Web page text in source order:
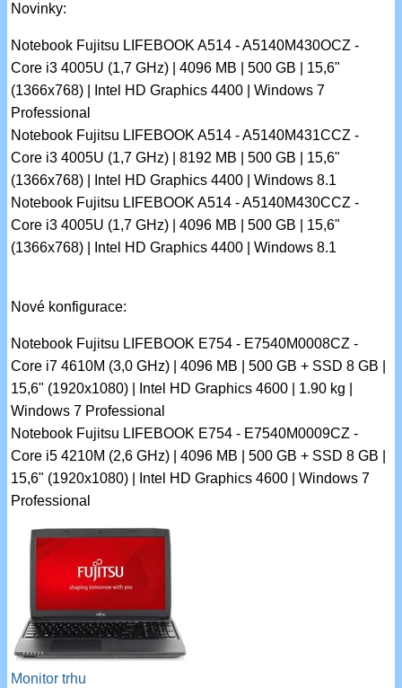
Novinky:
Notebook Fujitsu LIFEBOOK A514 - A5140M430OCZ -
Core i3 4005U (1,7 GHz) | 4096 MB | 500 GB | 15,6"
(1366x768) | Intel HD Graphics 4400 | Windows 7
Professional
Notebook Fujitsu LIFEBOOK A514 - A5140M431CCZ -
Core i3 4005U (1,7 GHz) | 8192 MB | 500 GB | 15,6"
(1366x768) | Intel HD Graphics 4400 | Windows 8.1
Notebook Fujitsu LIFEBOOK A514 - A5140M430CCZ -
Core i3 4005U (1,7 GHz) | 4096 MB | 500 GB | 15,6"
(1366x768) | Intel HD Graphics 4400 | Windows 8.1
Nové konfigurace:
Notebook Fujitsu LIFEBOOK E754 - E7540M0008CZ -
Core i7 4610M (3,0 GHz) | 4096 MB | 500 GB + SSD 8 GB |
15,6" (1920x1080) | Intel HD Graphics 4600 | 1.90 kg |
Windows 7 Professional
Notebook Fujitsu LIFEBOOK E754 - E7540M0009CZ -
Core i5 4210M (2,6 GHz) | 4096 MB | 500 GB + SSD 8 GB |
15,6" (1920x1080) | Intel HD Graphics 4600 | Windows 7
Professional
Monitor trhu